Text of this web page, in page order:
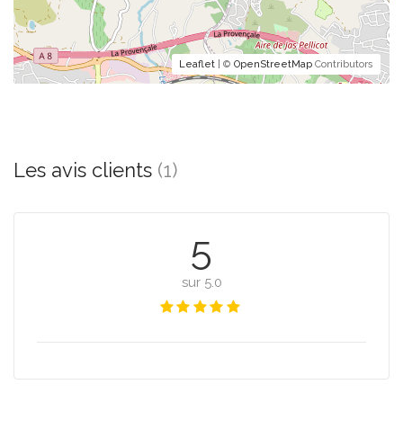
Leaflet | © OpenStreetMap Contributors
Les avis clients (1)
5
sur 5.0